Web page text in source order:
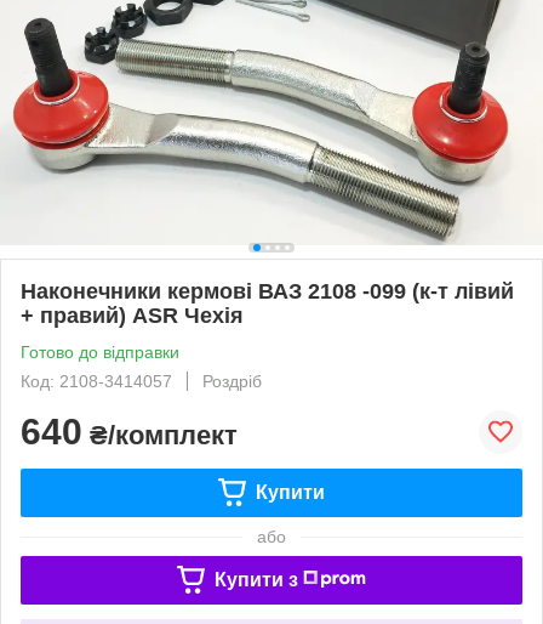
Наконечники кермові ВАЗ 2108 -099 (к-т лівий
+ правий) ASR Чехія
Готово до відправки
Код: 2108-3414057
Роздріб
640 ₴/комплект
Купити
або
Купити з